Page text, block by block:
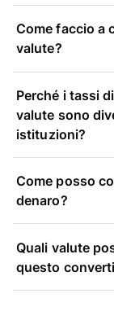
Come faccio a
valute?
Perché i tassi
valute sono
istituzioni?
Come posso
denaro?
Quali valute
questo